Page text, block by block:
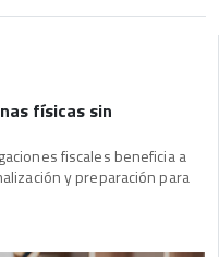
físicas sin
fiscales beneficia a
y preparación para